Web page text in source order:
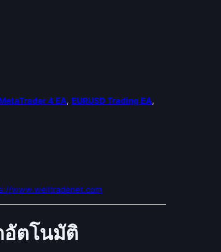
4 EA, EURUSD Trading EA,
www.welltradenet.com
อัตโนมัติ